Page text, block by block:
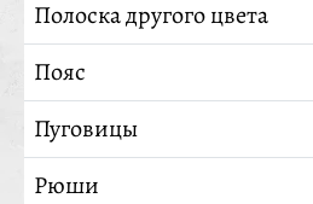
Полоска другого цвета
Пояс
Пуговицы
Рюши